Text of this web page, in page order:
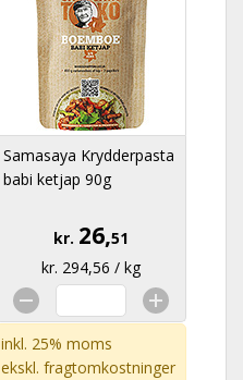
Samasaya Krydderpasta
babi ketjap 90g
kr. 26,51
kr. 294,56 / kg
inkl. 25% moms
ekskl. fragtomkostninger